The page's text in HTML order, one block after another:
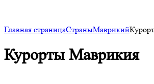
Главная страницаСтраныМаврикий
Курорты Маврикия